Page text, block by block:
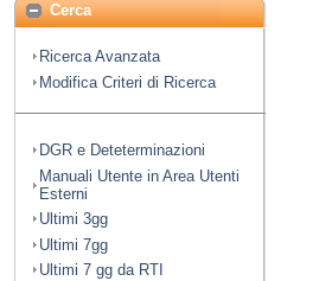
Cerca
Ricerca Avanzata
Modifica Criteri di Ricerca
DGR e Deteterminazioni
Manuali Utente in Area Utenti
Esterni
Ultimi 3gg
Ultimi 7gg
Ultimi 7 gg da RTI